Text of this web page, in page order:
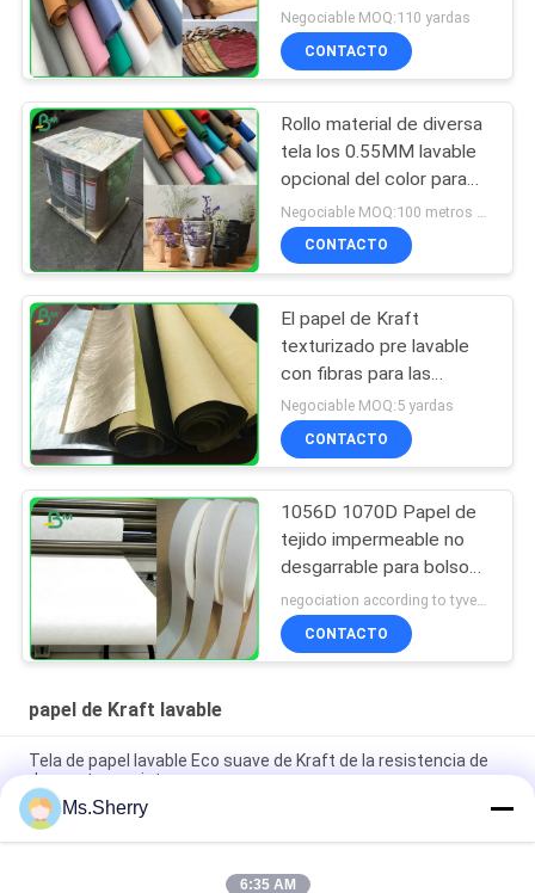
100M con 0.3m m 0.55m
m 0.8m m
Negociable MOQ:110 yardas
CONTACTO
Rollo material de diversa
tela los 0.55MM lavable
opcional del color para
hacer bolsos
CONTACTO
El papel de Kraft
texturizado pre lavable
con fibras para las
plantas crece el papel
0.55m m
Negociable MOQ:5 yardas
CONTACTO
1056D 1070D Papel de
tejido impermeable no
desgarrable para bolso
de mujer
negociation according to tyvek paper customized size and quantity MOQ:100 metros cuadrados
CONTACTO
papel de Kraft lavable
Tela de papel lavable Eco suave de Kraft de la resistencia de
desgaste - amistoso
Rollo de papel sucio original duro del papel de Kraft de la tela
del desgaste 0.55m m
Ms.Sherry
6:35 AM